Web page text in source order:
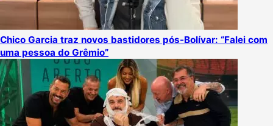
Chico Garcia traz novos bastidores pós-Bolívar: “Falei com
uma pessoa do Grêmio”